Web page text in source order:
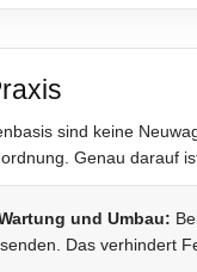
sind keine
Genau darauf
und Umbau:
Das verhindert